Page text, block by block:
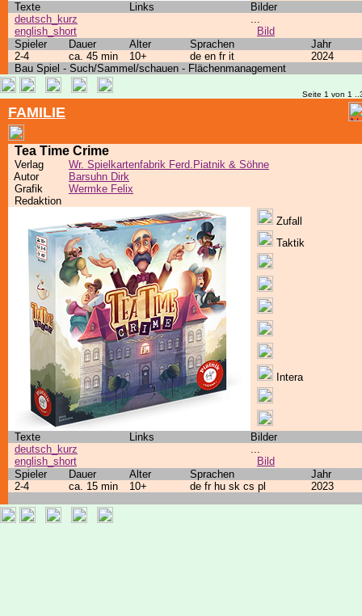
Texte Links
Bilder
deutsch_kurz
english_short
...
Bild
Spieler
Dauer Alter Sprachen
Jahr
2-4
ca. 45 min 10+ de en fr it
2024
Bau Spiel - Such/Sammel/schauen - Flächenmanagement
Seite 1 von 1
FAMILIE
Tea Time Crime
Verlag
Wr. Spielkartenfabrik Ferd.Piatnik & Söhne
Autor
Barsuhn Dirk
Grafik
Wermke Felix
Redaktion
Zufall
Taktik
Intera
Texte Links
Bilder
deutsch_kurz
english_short
...
Bild
Spieler
Dauer Alter Sprachen
Jahr
2-4
ca. 15 min 10+ de fr hu sk cs pl 2023